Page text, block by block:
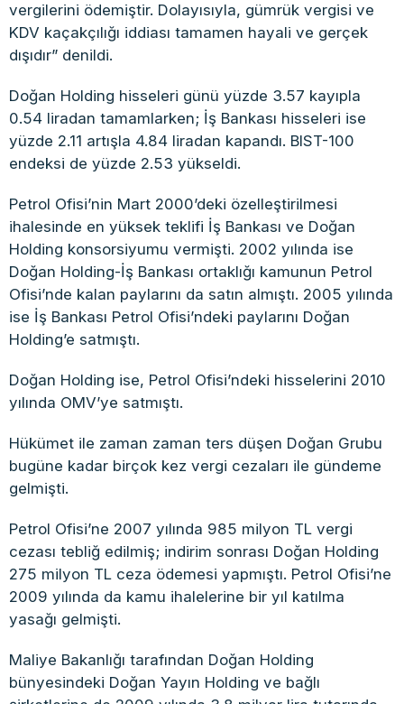
vergilerini ödemiştir. Dolayısıyla, gümrük vergisi ve
KDV kaçakçılığı iddiası tamamen hayali ve gerçek
dışıdır” denildi.
Doğan Holding hisseleri günü yüzde 3.57 kayıpla
0.54 liradan tamamlarken; İş Bankası hisseleri ise
yüzde 2.11 artışla 4.84 liradan kapandı. BIST-100
endeksi de yüzde 2.53 yükseldi.
Petrol Ofisi’nin Mart 2000’deki özelleştirilmesi
ihalesinde en yüksek teklifi İş Bankası ve Doğan
Holding konsorsiyumu vermişti. 2002 yılında ise
Doğan Holding-İş Bankası ortaklığı kamunun Petrol
Ofisi’nde kalan paylarını da satın almıştı. 2005 yılında
ise İş Bankası Petrol Ofisi’ndeki paylarını Doğan
Holding’e satmıştı.
Doğan Holding ise, Petrol Ofisi’ndeki hisselerini 2010
yılında OMV’ye satmıştı.
Hükümet ile zaman zaman ters düşen Doğan Grubu
bugüne kadar birçok kez vergi cezaları ile gündeme
gelmişti.
Petrol Ofisi’ne 2007 yılında 985 milyon TL vergi
cezası tebliğ edilmiş; indirim sonrası Doğan Holding
275 milyon TL ceza ödemesi yapmıştı. Petrol Ofisi’ne
2009 yılında da kamu ihalelerine bir yıl katılma
yasağı gelmişti.
Maliye Bakanlığı tarafından Doğan Holding
bünyesindeki Doğan Yayın Holding ve bağlı